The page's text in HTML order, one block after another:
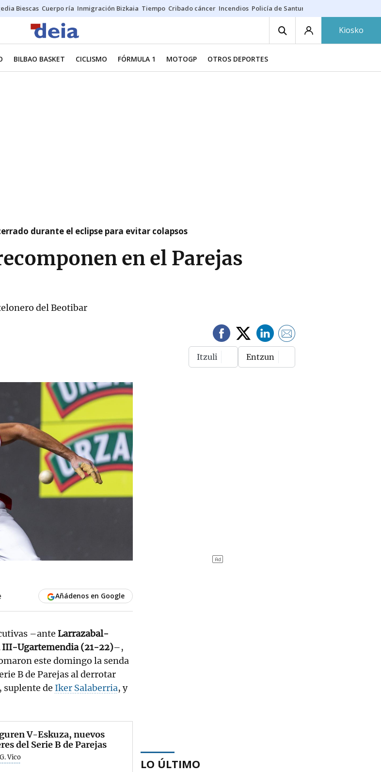
Biescas Cuerpo ría Inmigración Bizkaia Tiempo Cribado cáncer Incendios Policía de Santurtzi
Kiosko
BILBAO BASKET CICLISMO FÓRMULA 1 MOTOGP OTROS DEPORTES
durante el eclipse para evitar colapsos
en el Parejas
del Beotibar
Itzuli Entzun
Añádenos en Google
–ante Larrazabal-
III-Ugartemendia (21-22)–,
este domingo la senda
B de Parejas al derrotar
, suplente de Iker Salaberria, y
V-Eskuza, nuevos
del Serie B de Parejas
Vico LO ÚLTIMO